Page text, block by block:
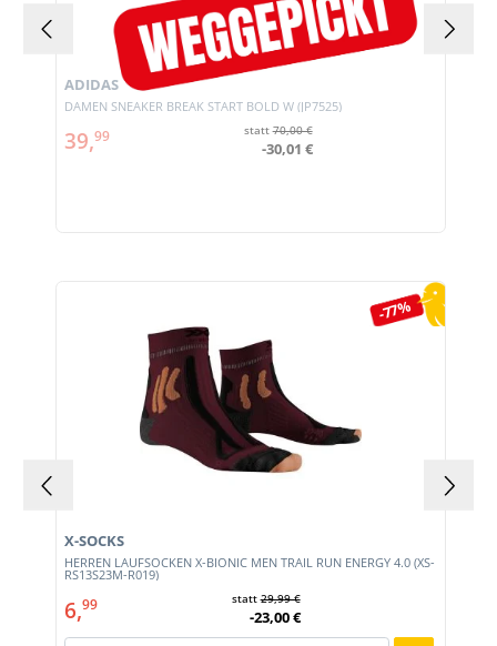
DAMEN SNEAKER BREAK START BOLD W (JP7525)
ADIDAS
39,99 statt70,00 €
-30,01 €
-77%
HERREN LAUFSOCKEN X-BIONIC MEN TRAIL RUN ENERGY 4.0 (XS-
RS13S23M-R019)
X-SOCKS
6,99 statt29,99 €
-23,00 €